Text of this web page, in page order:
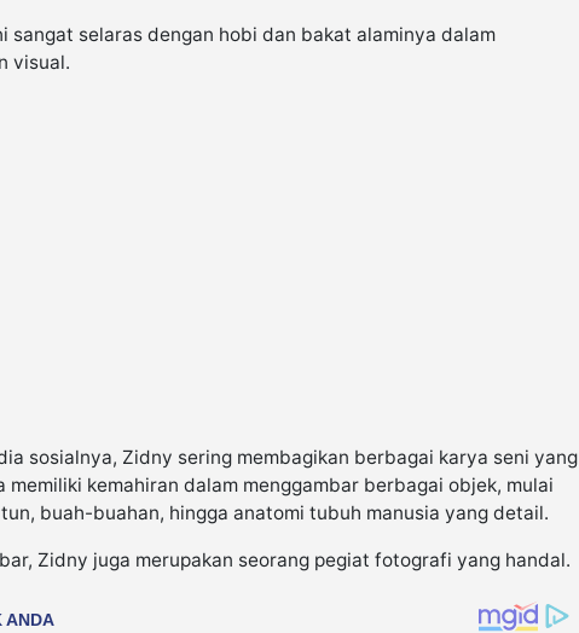
sangat selaras dengan hobi dan bakat alaminya dalam
visual.
sosialnya, Zidny sering membagikan berbagai karya seni yang
memiliki kemahiran dalam menggambar berbagai objek, mulai
buah-buahan, hingga anatomi tubuh manusia yang detail.
Zidny juga merupakan seorang pegiat fotografi yang handal.